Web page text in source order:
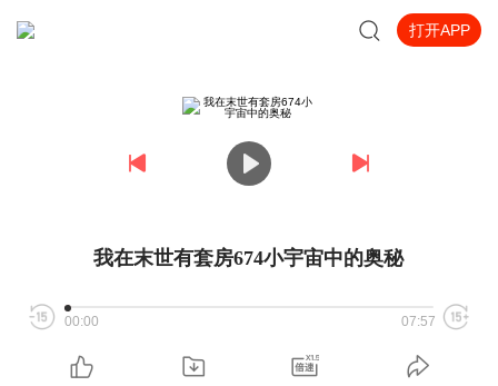
打开APP
我在末世有套房674小宇宙中的奥秘
00:00 07:57